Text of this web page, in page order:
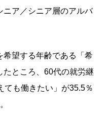
ニア／シニア層のアルバ
希望する年齢である「希
ところ、60代の就労継
ても働きたい」が35.5％